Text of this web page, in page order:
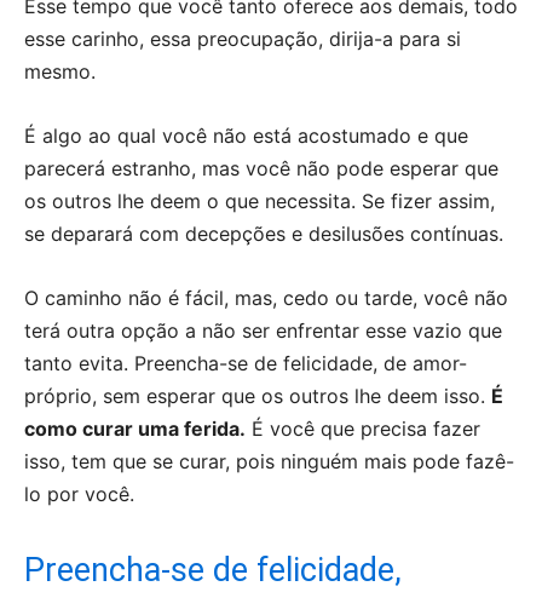
Esse tempo que você tanto oferece aos demais, todo
esse carinho, essa preocupação, dirija-a para si
mesmo.
É algo ao qual você não está acostumado e que
parecerá estranho, mas você não pode esperar que
os outros lhe deem o que necessita. Se fizer assim,
se deparará com decepções e desilusões contínuas.
O caminho não é fácil, mas, cedo ou tarde, você não
terá outra opção a não ser enfrentar esse vazio que
tanto evita. Preencha-se de felicidade, de amor-
próprio, sem esperar que os outros lhe deem isso. É
como curar uma ferida. É você que precisa fazer
isso, tem que se curar, pois ninguém mais pode fazê-
lo por você.
Preencha-se de felicidade,